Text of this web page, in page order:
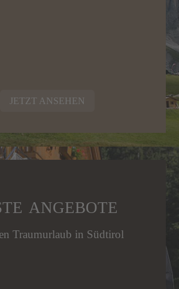
JETZT ANSEHEN
ANGEBOTE
Traumurlaub in Südtirol